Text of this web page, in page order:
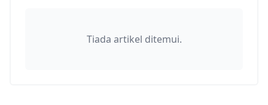
Tiada artikel ditemui.